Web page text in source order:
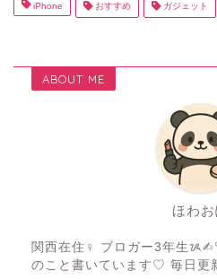
iPhone おすすめ ガジェット
ABOUT ME
ほわ
関西在住♀ ブロガー3年生
のこと書いています♡ 毎日更